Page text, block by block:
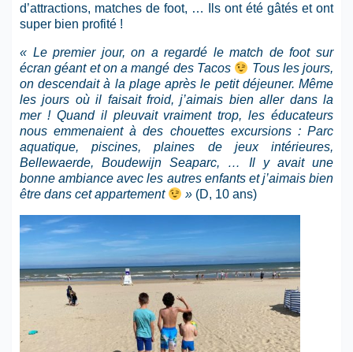
d’attractions, matches de foot, … Ils ont été gâtés et ont
super bien profité !
« Le premier jour, on a regardé le match de foot sur
écran géant et on a mangé des Tacos
Tous les jours,
on descendait à la plage après le petit déjeuner. Même
les jours où il faisait froid, j’aimais bien aller dans la
mer ! Quand il pleuvait vraiment trop, les éducateurs
nous emmenaient à des chouettes excursions : Parc
aquatique, piscines, plaines de jeux intérieures,
Bellewaerde, Boudewijn Seaparc, … Il y avait une
bonne ambiance avec les autres enfants et j’aimais bien
être dans cet appartement
» (D, 10 ans)